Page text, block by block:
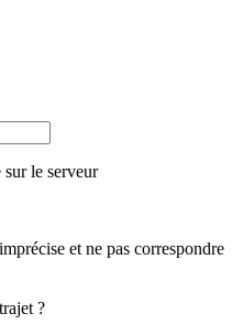
le serveur
et ne pas correspondre
?